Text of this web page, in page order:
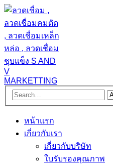
หน้าแรก
เกี่ยวกับเรา
เกี่ยวกับบริษัท
ใบรับรองคุณภาพ